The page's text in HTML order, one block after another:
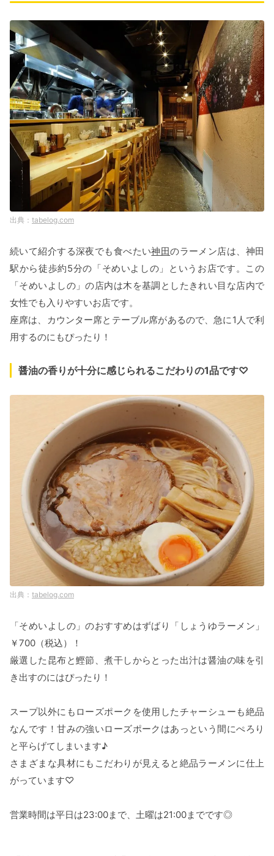
tabelog.com
続いて紹介する深夜でも食べたい神田のラーメン店は、神田
駅から徒歩約5分の「そめいよしの」というお店です。この
「そめいよしの」の店内は木を基調としたきれい目な店内で
女性でも入りやすいお店です。
座席は、カウンター席とテーブル席があるので、急に1人で利
用するのにもぴったり！
醤油の香りが十分に感じられるこだわりの1品です♡
tabelog.com
「そめいよしの」のおすすめはずばり「しょうゆラーメン」
￥700（税込）！
厳選した昆布と鰹節、煮干しからとった出汁は醤油の味を引
き出すのにはぴったり！
スープ以外にもローズポークを使用したチャーシューも絶品
なんです！甘みの強いローズポークはあっという間にぺろり
と平らげてしまいます♪
さまざまな具材にもこだわりが見えると絶品ラーメンに仕上
がっています♡
営業時間は平日は23:00まで、土曜は21:00までです◎